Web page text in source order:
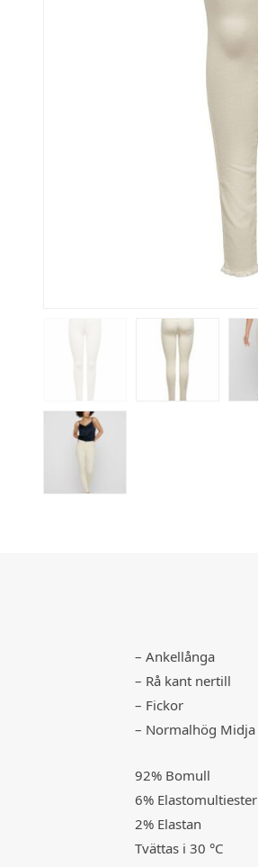
– Ankellånga
– Rå kant nertill
– Fickor
– Normalhög Midja
92% Bomull
6% Elastomultiester
2% Elastan
Tvättas i 30 °C